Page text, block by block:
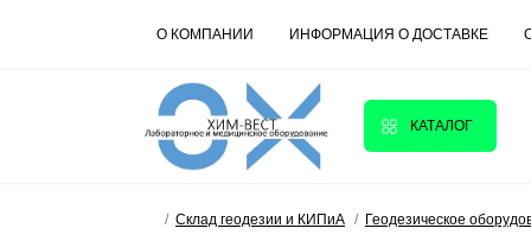
О КОМПАНИИ ИНФОРМАЦИЯ О ДОСТАВКЕ
КАТАЛОГ
Склад геодезии и КИПиА Геодезическое